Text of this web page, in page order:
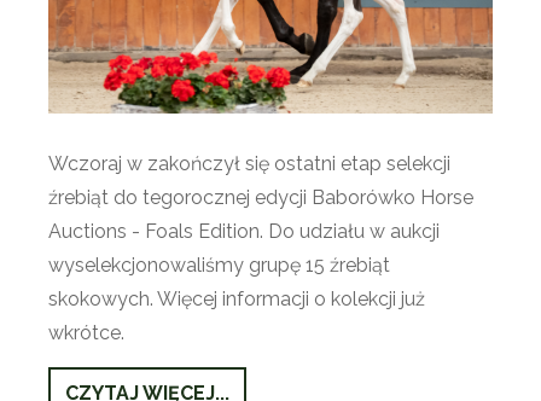
Wczoraj w zakończył się ostatni etap selekcji
źrebiąt do tegorocznej edycji Baborówko Horse
Auctions - Foals Edition. Do udziału w aukcji
wyselekcjonowaliśmy grupę 15 źrebiąt
skokowych. Więcej informacji o kolekcji już
wkrótce.
CZYTAJ WIĘCEJ...